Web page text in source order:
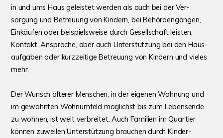
in und ums Haus geleistet werden als auch bei der Ver­
sorgung und Betreuung von Kindern, bei Behör­den­gängen,
Ein­käufen oder bei­spiels­weise durch Gesell­schaft leisten,
Kontakt, Ansprache, aber auch Unter­stützung bei den Haus­
auf­gaben oder kurz­zeitige Betreuung von Kindern und vieles
mehr.
Der Wunsch älterer Menschen, in der eigenen Woh­nung und
im gewohnten Wohn­umfeld möglichst bis zum Lebens­ende
zu wohnen, ist weit ver­breitet. Auch Familien im Quartier
können zuweilen Unter­stützung brau­chen durch Kinder­